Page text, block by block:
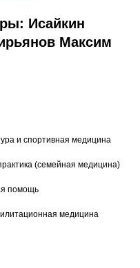
Исайкин
Максим
и спортивная медицина
(семейная медицина)
помощь
медицина